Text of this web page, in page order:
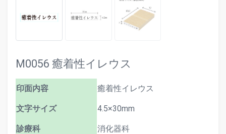
M0056 癒着性イレウス
印面内容 癒着性イレウス
文字サイズ 4.5×30mm
診療科 消化器科